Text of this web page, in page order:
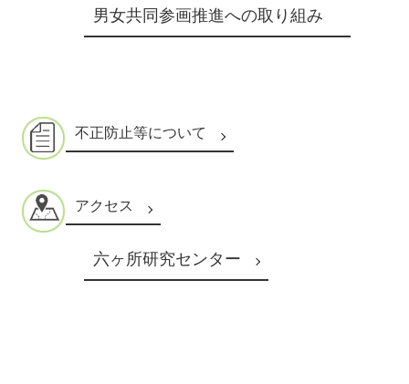
男女共同参画推進への取り組み
不正防止等について
アクセス
六ヶ所研究センター